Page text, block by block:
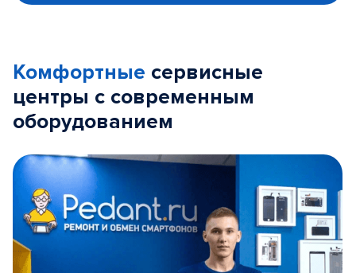
Комфортные сервисные
центры с современным
оборудованием